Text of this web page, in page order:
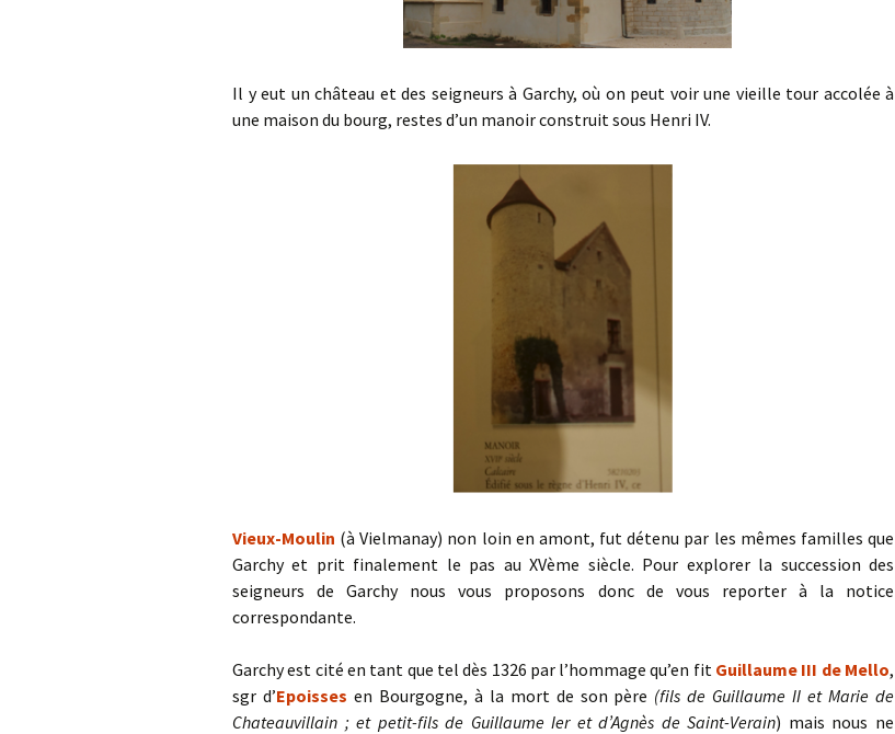
Il y eut un château et des seigneurs à Garchy, où on peut voir une vieille tour accolée à
une maison du bourg, restes d’un manoir construit sous Henri IV.
Vieux-Moulin (à Vielmanay) non loin en amont, fut détenu par les mêmes familles que
Garchy et prit finalement le pas au XVème siècle. Pour explorer la succession des
seigneurs de Garchy nous vous proposons donc de vous reporter à la notice
correspondante.
Garchy est cité en tant que tel dès 1326 par l’hommage qu’en fit Guillaume III de Mello,
sgr d’Epoisses en Bourgogne, à la mort de son père (fils de Guillaume II et Marie de
Chateauvillain ; et petit-fils de Guillaume Ier et d’Agnès de Saint-Verain) mais nous ne